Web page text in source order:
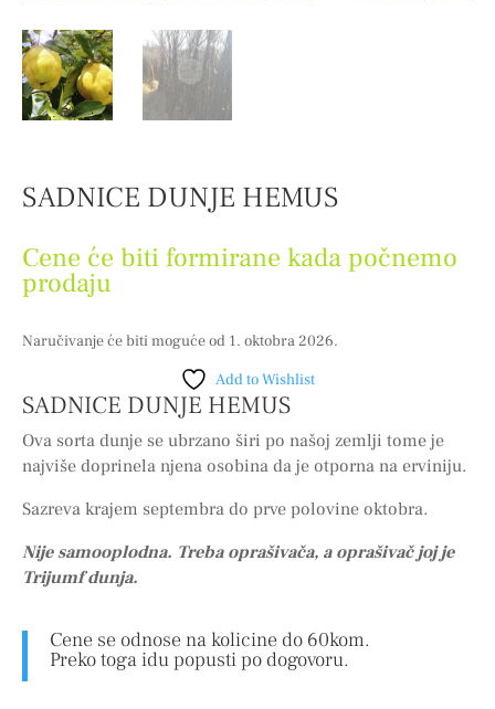
SADNICE DUNJE HEMUS
Cene će biti formirane kada počnemo
prodaju
Naručivanje će biti moguće od 1. oktobra 2026.
Add to Wishlist
SADNICE DUNJE HEMUS
Ova sorta dunje se ubrzano širi po našoj zemlji tome je
najviše doprinela njena osobina da je otporna na erviniju.
Sazreva krajem septembra do prve polovine oktobra.
Nije samooplodna. Treba oprašivača, a oprašivač joj je
Trijumf dunja.
Cene se odnose na kolicine do 60kom.
Preko toga idu popusti po dogovoru.